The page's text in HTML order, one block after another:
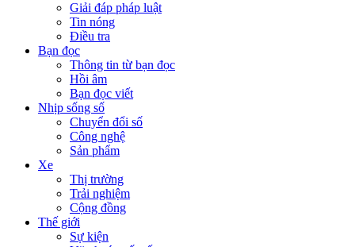
Giải đáp pháp luật
Tin nóng
Điều tra
Bạn đọc
Thông tin từ bạn đọc
Hồi âm
Bạn đọc viết
Nhịp sống số
Chuyển đổi số
Công nghệ
Sản phẩm
Xe
Thị trường
Trải nghiệm
Cộng đồng
Thế giới
Sự kiện